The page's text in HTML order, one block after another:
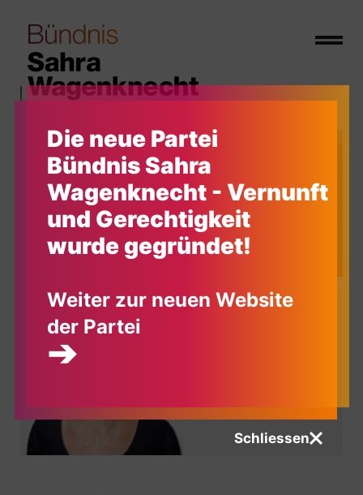
Die neue Partei
Bündnis Sahra
Wagenknecht - Vernunft
und Gerechtigkeit
wurde gegründet!
Weiter zur neuen Website
der Partei
➔
Schliessen
Ihre
Spende hilft!